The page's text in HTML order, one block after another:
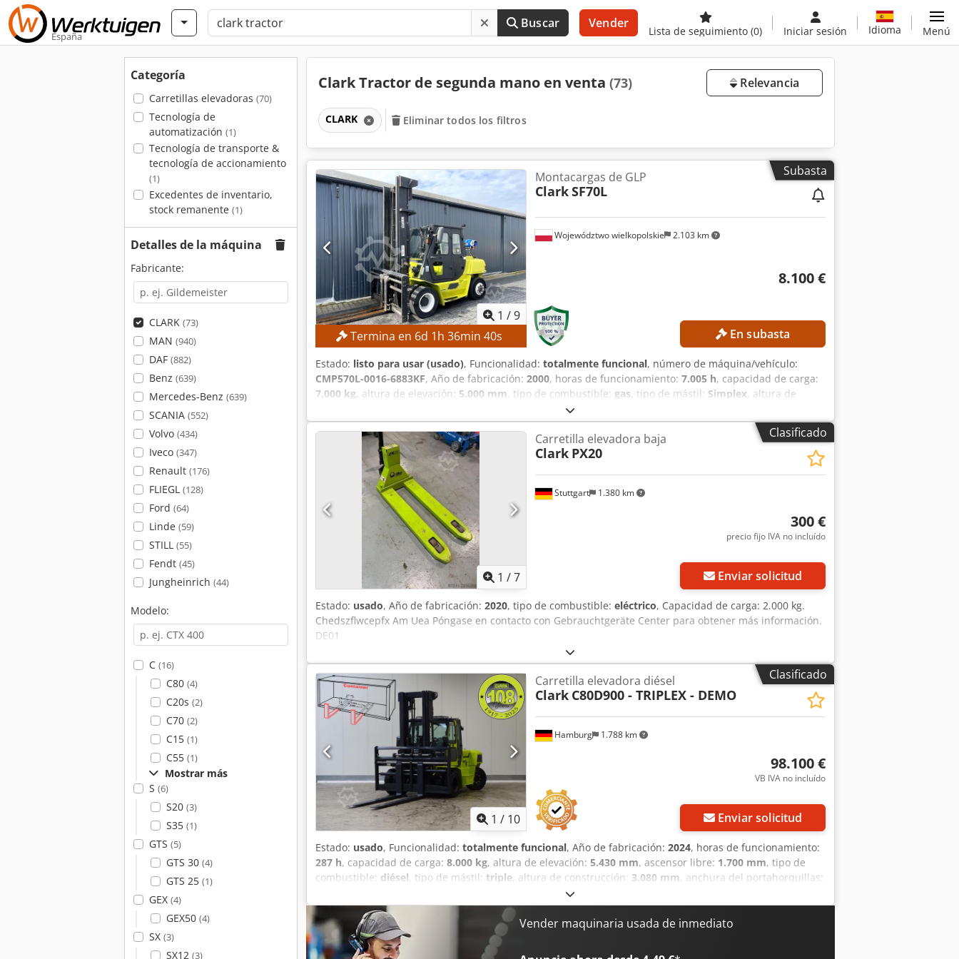
España
Buscar Vender
Lista de seguimiento (0) Iniciar sesión Idioma Menú
Categoría
Carretillas elevadoras (70)
Tecnología de
automatización (1)
Tecnología de transporte &
tecnología de accionamiento
(1)
Excedentes de inventario,
stock remanente (1)
Detalles de la máquina
Fabricante:
CLARK (73)
MAN (940)
DAF (882)
Benz (639)
Mercedes-Benz (639)
SCANIA (552)
Volvo (434)
Iveco (347)
Renault (176)
FLIEGL (128)
Ford (64)
Linde (59)
STILL (55)
Fendt (45)
Jungheinrich (44)
Modelo:
C (16)
C80 (4)
C20s (2)
C70 (2)
C15 (1)
C55 (1)
Mostrar más
S (6)
S20 (3)
S35 (1)
GTS (5)
GTS 30 (4)
GTS 25 (1)
GEX (4)
GEX50 (4)
SX (3)
SX12 (3)
Clark Tractor de segunda mano en venta (73) Relevancia
CLARK Eliminar todos los filtros
Subasta
1 /9
Termina en 6d 1h36min39s
Województwo wielkopolskie 2.103 km
Montacargas de GLP
ClarkSF70L
8.100 €
En subasta
Estado: listo para usar (usado), Funcionalidad: totalmente funcional, número de máquina/vehículo:
CMP570L-0016-6883KF, Año de fabricación: 2000, horas de funcionamiento: 7.005 h, capacidad de carga:
7.000 kg , altura de elevación: 5.000 mm , tipo de combustible: gas , tipo de mástil: Simplex , altura de
, Sin precio mínimo: ¡garantizamos la venta al mejor postor! DETALLES TÉCNICOS
Capacidad de carga: 7.000 kg Altura máxima de elevación: 5.000 mm DETALLES DE LA MÁQUINA Tipo de
mástil: Sencillo Clase ISO: 4 (5.000–10.000 kg) Tipo de transmisión: Gasolina Altura total: 3.600 mm
EQUIPAMIENTO Desplazador lateral Dispositivo de ajuste de horquillas Chodpfx Aozrgcyom Uoa
Calefacción Cabina completa Referencia externa: SL13276SP
Clasificado
1 /7
Stuttgart 1.380 km
Carretilla elevadora baja
Clark PX20
300 €
precio fijo IVA no incluído
Enviar solicitud
Estado: usado, Año de fabricación: 2020, tipo de combustible: eléctrico, Capacidad de carga: 2.000 kg.
Chedszflwcepfx Am Uea Póngase en contacto con Gebrauchtgeräte Center para obtener más información.
DE01
Clasificado
1 / 10
Hamburg 1.788 km
Carretilla elevadora diésel
Clark C80D900 - TRIPLEX - DEMO
98.100 €
VB IVA no incluído
Enviar solicitud
Estado: usado, Funcionalidad: totalmente funcional, Año de fabricación: 2024, horas de funcionamiento:
287 h, capacidad de carga: 8.000 kg, altura de elevación: 5.430 mm, ascensor libre: 1.700 mm, tipo de
combustible: diésel, tipo de mástil: triple, altura de construcción: 3.080 mm, anchura del portahorquillas:
, peso en vacío:
accionamiento:Diesel, ancho de construcción:2.210 mm, Carretilla elevadora diésel Cjdezrqpqjpfx Am
Usha Punto de carga: 900 Anchura de las horquillas: 180 mm Espesor de las horquillas: 70 mm Tipo de
mástil: Triplex Estado: Lista para el servicio y completamente funcional Estado técnico: Muy bueno Tipo de
neumáticos delanteros: Súper elástico Tamaño de neumáticos delanteros: 8.25-15 Tipo de neumáticos
Vender maquinaria usada de inmediato